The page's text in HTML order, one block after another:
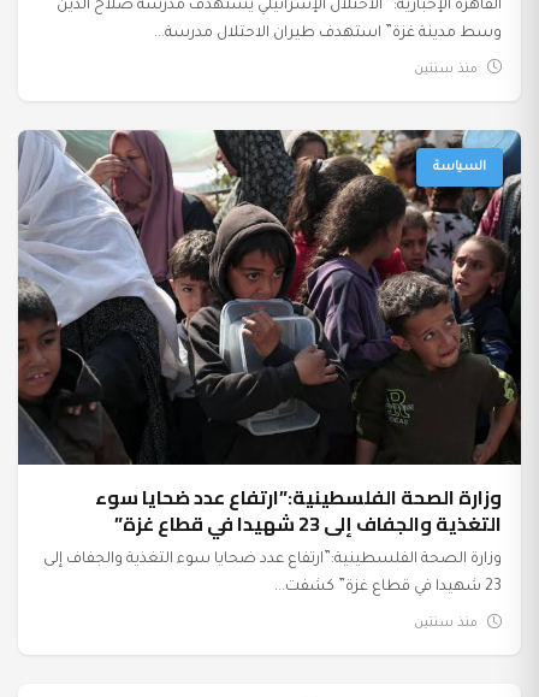
القاهرة الإخبارية:” الاحتلال الإسرائيلي يستهدف مدرسة صلاح الدين
وسط مدينة غزة” استهدف طيران الاحتلال مدرسة...
منذ سنتين
السياسة
وزارة الصحة الفلسطينية:”ارتفاع عدد ضحايا سوء
التغذية والجفاف إلى 23 شهيدا في قطاع غزة”
وزارة الصحة الفلسطينية:”ارتفاع عدد ضحايا سوء التغذية والجفاف إلى
23 شهيدا في قطاع غزة” كشفت...
منذ سنتين